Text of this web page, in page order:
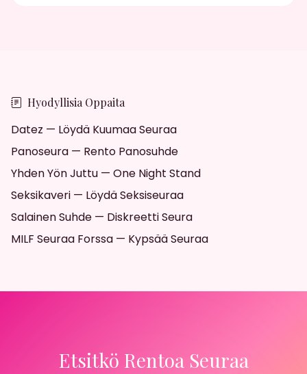
Hyodyllisia Oppaita
Datez — Löydä Kuumaa Seuraa
Panoseura — Rento Panosuhde
Yhden Yön Juttu — One Night Stand
Seksikaveri — Löydä Seksiseuraa
Salainen Suhde — Diskreetti Seura
MILF Seuraa Forssa — Kypsää Seuraa
Etsitkö Rentoa Seuraa